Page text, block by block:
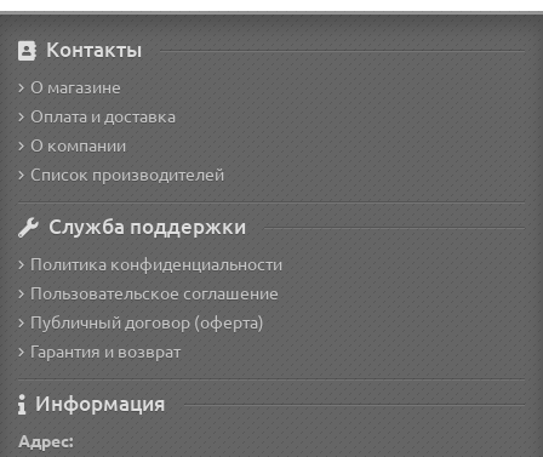
Контакты
О магазине
Оплата и доставка
О компании
Список производителей
Служба поддержки
Политика конфиденциальности
Пользовательское соглашение
Публичный договор (оферта)
Гарантия и возврат
Информация
Адрес: